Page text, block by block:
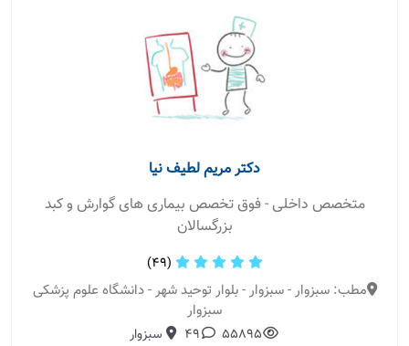
دکتر مریم لطیف نیا
متخصص داخلی - فوق تخصص بیماری های گوارش و کبد
بزرگسالان
(49)
مطب: سبزوار - سبزوار - بلوار توحید شهر - دانشگاه علوم پزشکی
سبزوار
55895
49 سبزوار